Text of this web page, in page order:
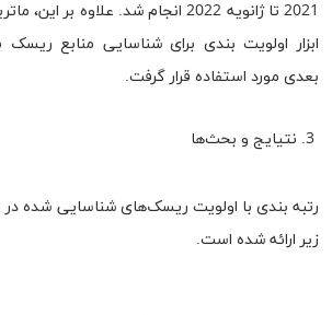
ابزار اولویت بندی برای شناسایی منابع
بعدی مورد استفاده قرار گرفت.
نتیایج و بحث‌ها
زیر ارائه شده است.